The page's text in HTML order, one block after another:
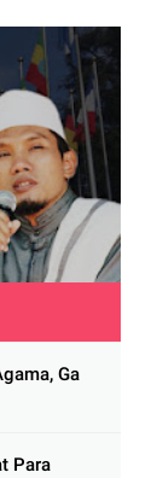
Ga
Para